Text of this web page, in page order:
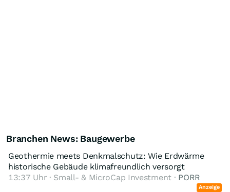
Branchen News: Baugewerbe
Geothermie meets Denkmalschutz: Wie Erdwärme
historische Gebäude klimafreundlich versorgt
13:37 Uhr · Small- & MicroCap Investment · PORR
Anzeige